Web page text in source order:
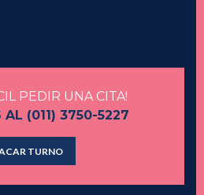
PEDIR UNA CITA!
AL (011) 3750-5227
TURNO